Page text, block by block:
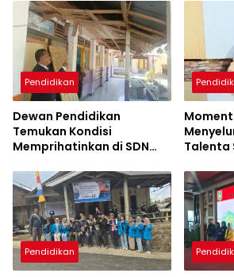
Pendidikan
Dewan Pendidikan
Temukan Kondisi
Memprihatinkan di SDN
hingga Meja-Kursi Tak
Memadai
Talenta
Pendidikan